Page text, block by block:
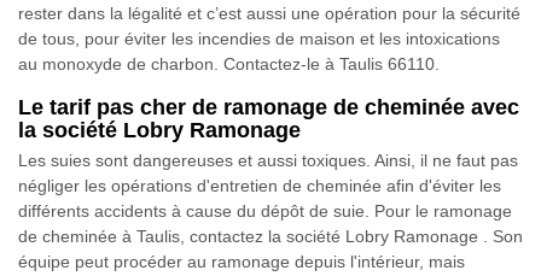
rester dans la légalité et c’est aussi une opération pour la sécurité
de tous, pour éviter les incendies de maison et les intoxications
au monoxyde de charbon. Contactez-le à Taulis 66110.
Le tarif pas cher de ramonage de cheminée avec
la société Lobry Ramonage
Les suies sont dangereuses et aussi toxiques. Ainsi, il ne faut pas
négliger les opérations d'entretien de cheminée afin d'éviter les
différents accidents à cause du dépôt de suie. Pour le ramonage
de cheminée à Taulis, contactez la société Lobry Ramonage . Son
équipe peut procéder au ramonage depuis l'intérieur, mais